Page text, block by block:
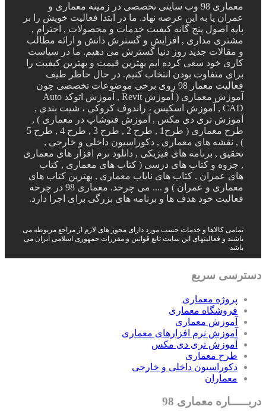
معماری 98 وب سایتی تخصصی در زمینه معماری و
عمران پا به این عرصه نهاد. ما در ابتدا فعالیت خویش را بر
پایه اصول پنج گانه کیفیت خدمات و محصولات , احترام ,
مشتری مداری , افزایش و گسترش دانش و ارائه مطالب
و مقالات جدید روز دنیا گسترش می دهیم. ما در سیاست
کاری خود سعی کرده ایم بهترین قیمت و بهترین کیفیت را
برای متفاوت بودن انتخاب کنیم. در حال حاظر طیف
فعالیت معمار 98 روی برخی موضوعات تخصصی چون
آموزش معماری ( آموزش Revit , آموزش اتوکد Auto
CAD , آموزش اسکیس ، راندوف کروکی ، شیت بندی ,
آموزش تری دی مکس , آموزش فتوشاپ در معماری ) ,
طرح معماری ( طرح1 , طرح 2 , طرح 3 , طرح 4 , طرح 5
) , نقشه های معماری , دکوراسیون داخلی و خارجی ,
تحقیق , برنامه های فیزیکی , دانلود نرم افزار های معماری
, جزوه و کتاب های درسی ( کتاب های معماری , کتاب
های عمران , کتاب های نایاب معماری , بهترین کتاب های
معماری و عمران ) و .... می چرخد. معماری 98 در چرخه
فعالیت خود هدف ها و برنامه های بزرگی برای اجرا دارد.
تمامی کالاها و خدمات حسب مورد دارای مجوز های لازم از مراجع مربوطه می
باشند و فعالیتهای این سایت تابع قوانین و مقررات جمهوری اسلامی ایران می
باشد
دسترسی سریع
پروژه معماری
فروشگاه معماری
آموزش معماری
آموزش نرم افزارهای معماری
آموزش تری دی مکس
طرح معماری
دکوراسیون داخلی و خارجی
معماران
دربـــــاره معماری 98